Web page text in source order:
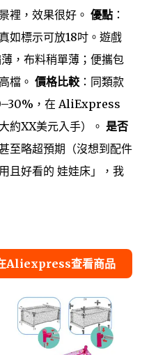
裡，效果很好。 優點 ：
如標示可放18吋。遊戲
薄，布料稍單薄；便攜包
檔。 價格比較 ：同類款
，在 AliExpress
約XX美元入手）。 是否
至略超預期（沒想到配件
且好看的 娃娃床」，我
Aliexpress查看商品